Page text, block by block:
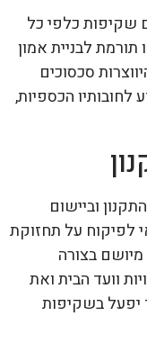
שקיפות כלפי כל
לבניית אמון
סכסוכים
לחובותיו הכספיות,
וביישום
לפיקוח על תחזוקת
בצורה
וועד הבית ואת
יפעל בשקיפות